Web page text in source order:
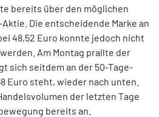
bereits über den möglichen
Die entscheidende Marke an
48,52 Euro konnte jedoch nicht
Am Montag prallte der
sich seitdem an der 50-Tage-
Euro steht, wieder nach unten.
der letzten Tage
bereits an.